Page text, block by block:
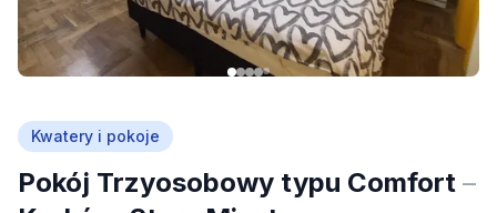
Kwatery i pokoje
Pokój Trzyosobowy typu Comfort –